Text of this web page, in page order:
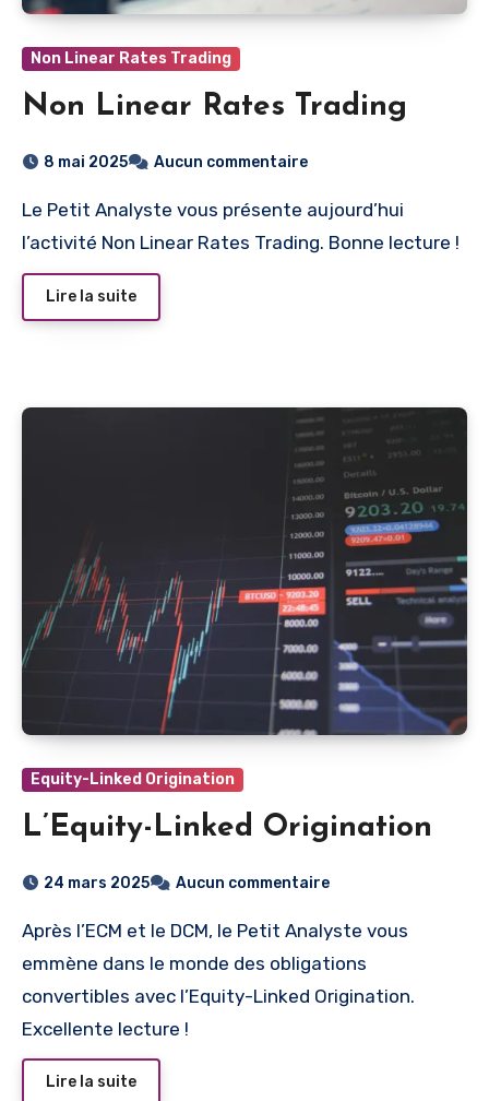
Non Linear Rates Trading
Non Linear Rates Trading
8 mai 2025 Aucun commentaire
Le Petit Analyste vous présente aujourd’hui
l’activité Non Linear Rates Trading. Bonne lecture !
Lire la suite
Equity-Linked Origination
L’Equity-Linked Origination
24 mars 2025 Aucun commentaire
Après l’ECM et le DCM, le Petit Analyste vous
emmène dans le monde des obligations
convertibles avec l’Equity-Linked Origination.
Excellente lecture !
Lire la suite